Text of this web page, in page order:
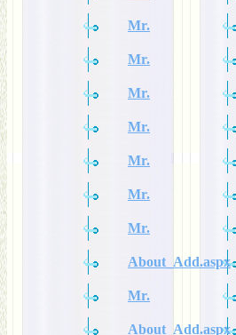
Mr.
Mr.
Mr.
Mr.
Mr.
Mr.
Mr.
About_Add.aspx
Mr.
About_Add.aspx